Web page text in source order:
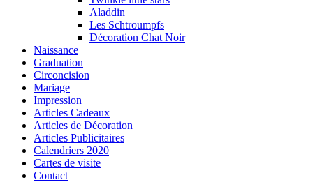
Aladdin
Les Schtroumpfs
Décoration Chat Noir
Naissance
Graduation
Circoncision
Mariage
Impression
Articles Cadeaux
Articles de Décoration
Articles Publicitaires
Calendriers 2020
Cartes de visite
Contact